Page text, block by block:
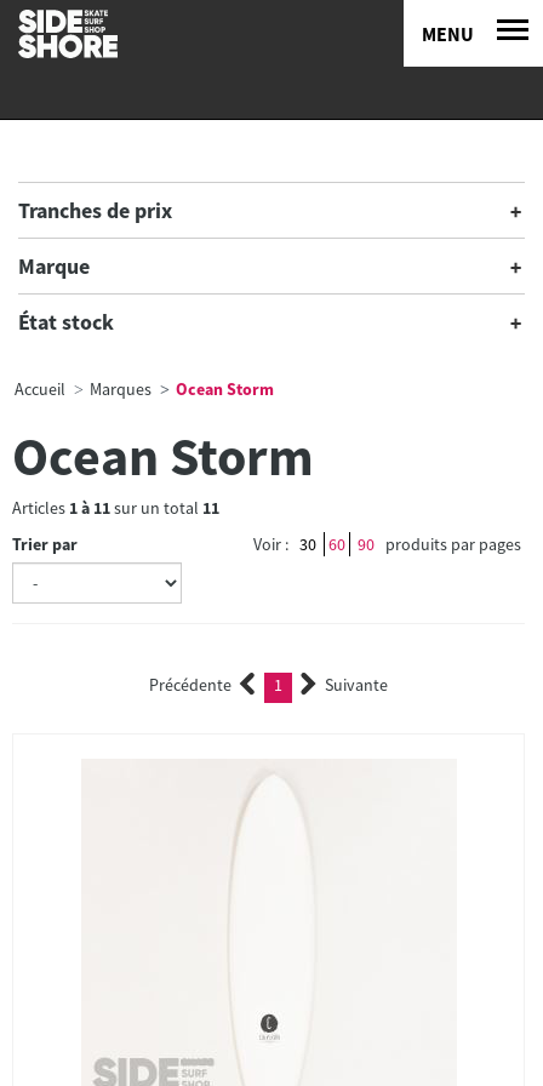
MENU
Tranches de prix
Marque
État stock
Accueil Marques Ocean Storm
Ocean Storm
Articles 1à 11sur un total 11
Trier par
Voir : 30 60 90 produits par pages
Précédente 1 (current)Suivante